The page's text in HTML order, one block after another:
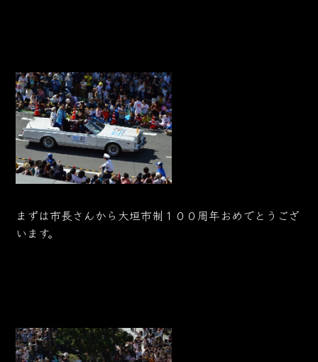
まずは市長さんから大垣市制１００周年おめでとうござ
います。